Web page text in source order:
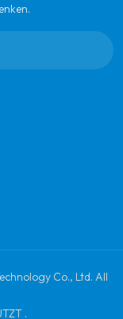
Co., Ltd. All
.